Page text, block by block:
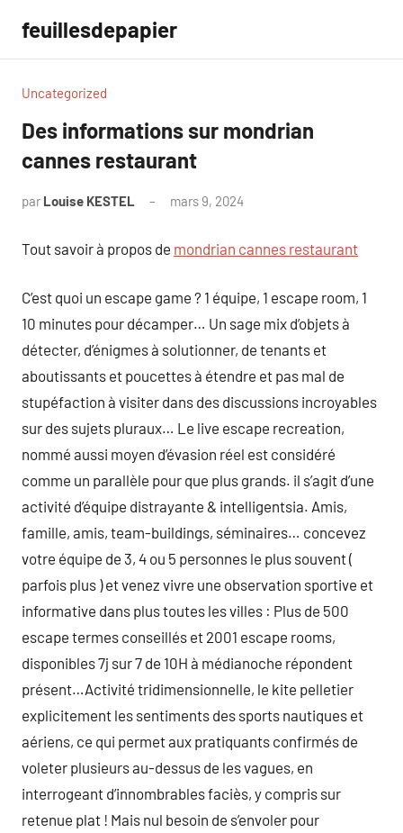
contenu
feuillesdepapier
Uncategorized
Des informations sur mondrian
cannes restaurant
par Louise KESTEL mars 9, 2024
Tout savoir à propos de mondrian cannes restaurant
C’est quoi un escape game ? 1 équipe, 1 escape room, 1
10 minutes pour décamper… Un sage mix d’objets à
détecter, d’énigmes à solutionner, de tenants et
aboutissants et poucettes à étendre et pas mal de
stupéfaction à visiter dans des discussions incroyables
sur des sujets pluraux… Le live escape recreation,
nommé aussi moyen d’évasion réel est considéré
comme un parallèle pour que plus grands. il s’agit d’une
activité d’équipe distrayante & intelligentsia. Amis,
famille, amis, team-buildings, séminaires… concevez
votre équipe de 3, 4 ou 5 personnes le plus souvent (
parfois plus ) et venez vivre une observation sportive et
informative dans plus toutes les villes : Plus de 500
escape termes conseillés et 2001 escape rooms,
disponibles 7j sur 7 de 10H à médianoche répondent
présent…Activité tridimensionnelle, le kite pelletier
explicitement les sentiments des sports nautiques et
aériens, ce qui permet aux pratiquants confirmés de
voleter plusieurs au-dessus de les vagues, en
interrogeant d’innombrables faciès, y compris sur
retenue plat ! Mais nul besoin de s’envoler pour